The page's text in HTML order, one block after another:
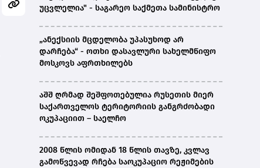
უცვლელია" - საგარეო საქმეთა სამინისტრო
„ანექსიის მცდელობა უპასუხოდ არ
დარჩება“ - ოთხი დასავლური სახელმწიფო
მოსკოვს აფრთხილებს
აშშ ღრმად შეშფოთებულია რუსეთის მიერ
საქართველოს ტერიტორიის განგრძობადი
ოკუპაციით – საელჩო
2008 წლის ომიდან 18 წლის თავზე, კვლავ
გამოწვევად რჩება საოკუპაციო რეჟიმების